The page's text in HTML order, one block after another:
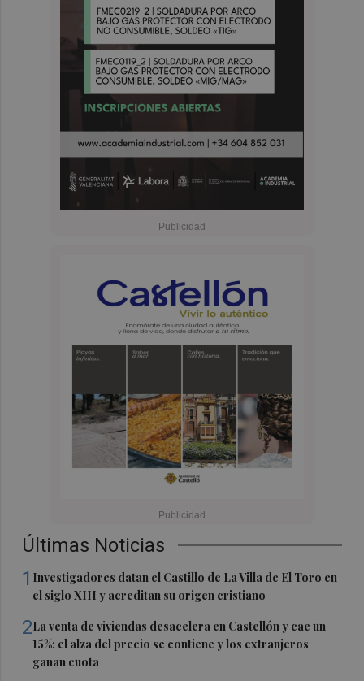
Últimas Noticias
1 Investigadores datan el Castillo de La Villa de El Toro en
el siglo XIII y acreditan su origen cristiano
2La venta de viviendas desacelera en Castellón y cae un
15%: el alza del precio se contiene y los extranjeros
ganan cuota